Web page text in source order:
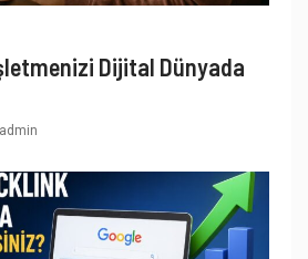
Dijital Dünyada
admin